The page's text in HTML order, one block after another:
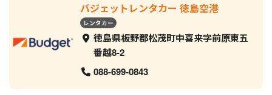
バジェットレンタカー 徳島空港
レンタカー
徳島県板野郡松茂町中喜来字前原東五
番越8-2
088-699-0843